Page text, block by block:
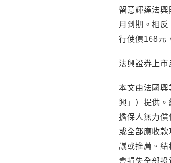
留意輝達法興
月到期。相
行使價168元
法興證券上市
本文由法國興
興」）提供。
擔保人無力償
或全部應收
議或推薦。結
會損失全部投